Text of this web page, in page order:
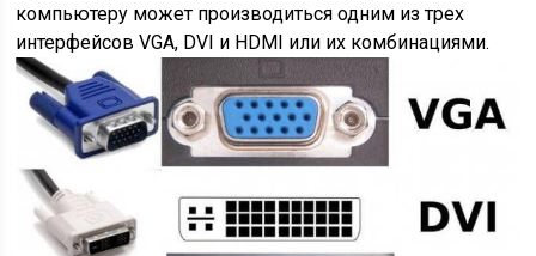
компьютеру может производиться одним из трех
интерфейсов VGA, DVI и HDMI или их комбинациями.